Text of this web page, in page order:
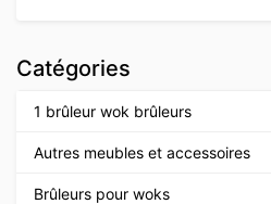
Catégories
1 brûleur wok brûleurs
Autres meubles et accessoires
Brûleurs pour woks